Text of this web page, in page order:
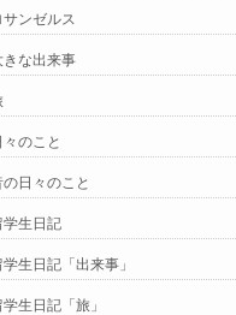
サンゼルス
きな出来事
々のこと
の日々のこと
学生日記
学生日記「出来事」
学生日記「旅」